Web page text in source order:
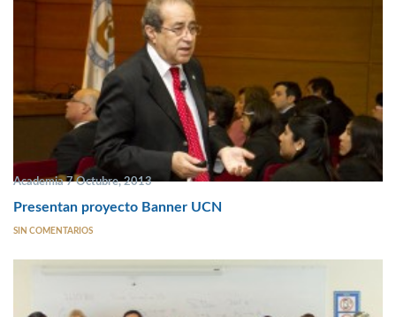
Academia 7 Octubre, 2013
Presentan proyecto Banner UCN
SIN COMENTARIOS